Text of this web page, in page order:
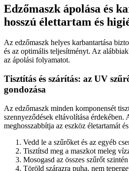
Edzőmaszk ápolása és
hosszú élettartam és
Az edzőmaszk helyes karbantartása
és az optimális teljesítményt. Az
az ápolási folyamatot.
Tisztítás és szárítás: az UV
gondozása
Az edzőmaszk minden komponensét
szennyeződések eltávolítása érdekében.
meghosszabbítja az eszköz életartamát
Vedd le a szűrőket és az egyéb
Tisztítsd meg a maszkot meleg
Mosogasd az összes szűrőt
Töröld szárazra puha, nem